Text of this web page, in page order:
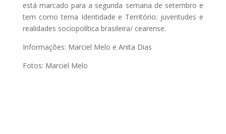
está marcado para a segunda semana de setembro e
tem como tema Identidade e Território: juventudes e
realidades sociopolítica brasileira/ cearense.
Informações: Marciel Melo e Anita Dias
Fotos: Marciel Melo